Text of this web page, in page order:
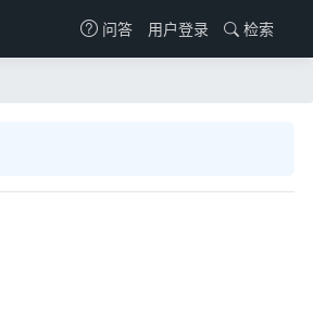
问答 用户登录 检索